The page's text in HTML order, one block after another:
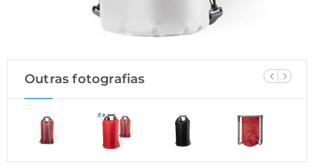
Outras fotografias